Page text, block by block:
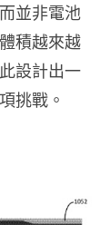
並非電池
積越來越
設計出一
挑戰。